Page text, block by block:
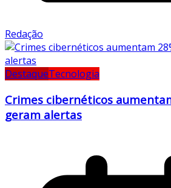
Redação
DestaqueTecnologia
Crimes cibernéticos
geram alertas